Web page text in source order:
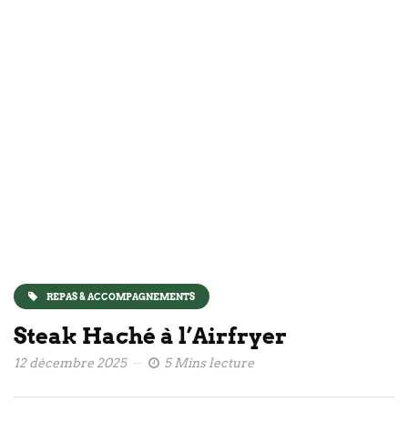
REPAS & ACCOMPAGNEMENTS
Steak Haché à l’Airfryer
12 décembre 2025 5 Mins lecture